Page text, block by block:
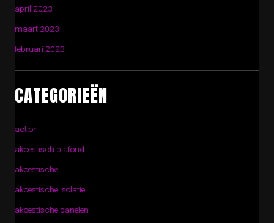
april 2023
maart 2023
februari 2023
CATEGORIEËN
action
akoestisch plafond
akoestische
akoestische isolatie
akoestische panelen